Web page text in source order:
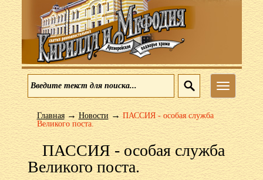
Меню
Главная→Новости→ПАССИЯ - особая служба
Великого поста.
ПАССИЯ - особая служба
Великого поста.